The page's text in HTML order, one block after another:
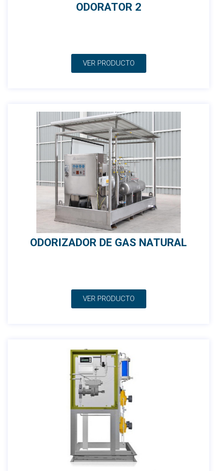
ODORATOR 2
VER PRODUCTO
ODORIZADOR DE GAS NATURAL
VER PRODUCTO